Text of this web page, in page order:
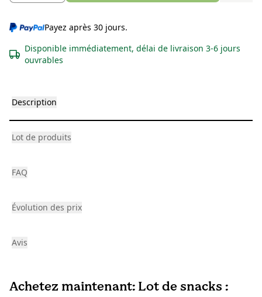
Payez après 30 jours.
Disponible immédiatement, délai de livraison 3-6 jours
ouvrables
Description
Lot de produits
FAQ
Évolution des prix
Avis
Achetez maintenant: Lot de snacks :